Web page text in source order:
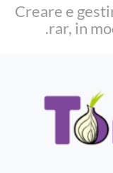
Creare e
.rar, in